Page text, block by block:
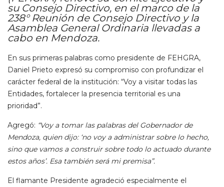
su Consejo Directivo, en el marco de la
238° Reunión de Consejo Directivo y la
Asamblea General Ordinaria llevadas a
cabo en Mendoza.
En sus primeras palabras como presidente de FEHGRA,
Daniel Prieto expresó su compromiso con profundizar el
carácter federal de la institución: “Voy a visitar todas las
Entidades, fortalecer la presencia territorial es una
prioridad”.
Agregó: “Voy a tomar las palabras del Gobernador de
Mendoza, quien dijo: ‘no voy a administrar sobre lo hecho,
sino que vamos a construir sobre todo lo actuado durante
estos años’. Esa también será mi premisa”.
El flamante Presidente agradeció especialmente el